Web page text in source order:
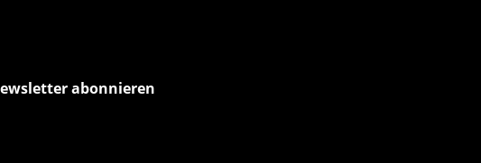
abonnieren